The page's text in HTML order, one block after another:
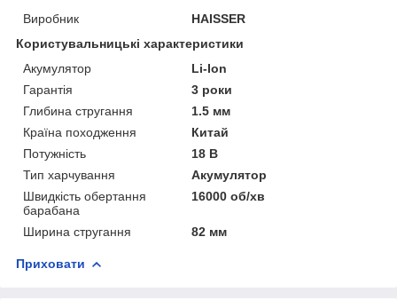
Виробник
HAISSER
Користувальницькі характеристики
Акумулятор
Li-Ion
Гарантія
3 роки
Глибина стругання
1.5 мм
Країна походження
Китай
Потужність
18 В
Тип харчування
Акумулятор
Швидкість обертання
барабана
16000 об/хв
Ширина стругання 82 мм
Приховати